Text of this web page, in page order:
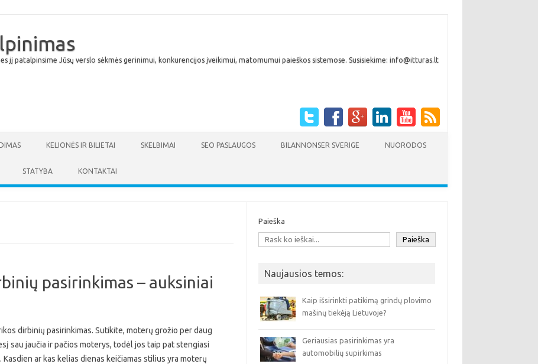
jį patalpinsime Jūsų verslo sėkmės gerinimui, konkurencijos įveikimui, matomumui paieškos sistemose. Susisiekime: info@itturas.lt
KELIONĖS IR BILIETAI SKELBIMAI SEO PASLAUGOS BILANNONSER SVERIGE NUORODOS
STATYBA KONTAKTAI
pasirinkimas – auksiniai
dirbinių pasirinkimas. Sutikite, moterų grožio per daug
sau jaučia ir pačios moterys, todėl jos taip pat stengiasi
Kasdien ar kas kelias dienas keičiamas stilius yra moterų
Paieška
Paieška
Naujausios temos:
Kaip išsirinkti patikimą grindų plovimo
mašinų tiekėją Lietuvoje?
Geriausias pasirinkimas yra
automobilių supirkimas